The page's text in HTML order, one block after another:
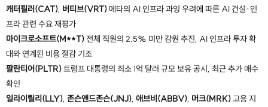
캐터필러(CAT) 버티브(VRT) 메타의 AI 인프라 과잉 우려에 따른 AI 건설·인
프라 관련 수요 재평가
마이크로소프트(M**T)전체 직원의 2.5% 미만 감원 추진, AI 인프라 투자 확
대와 연계된 비용 절감 기조
팔란티어(PLTR)트럼프 대통령의 최소 1억 달러 규모 보유 공시, 최근 추가 매수
확인
일라이릴리(LLY) 존슨앤드존슨(JNJ) 애브비(ABBV) 머크(MRK)고용 지